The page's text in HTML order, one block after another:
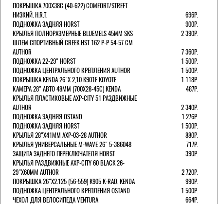
ПОКРЫШКА 700X38С (40-622) COMFORT/STREET
НИЗКИЙ. H.R.T.
696Р.
ПОДНОЖКА ЗАДНЯЯ HORST
900Р.
КРЫЛЬЯ ПОЛНОРАЗМЕРНЫЕ BLUEMELS 45MM SKS
2 390Р.
ШЛЕМ СПОРТИВНЫЙ CREEK HST 162 Р-Р 54-57 СМ
AUTHOR
7 360Р.
ПОДНОЖКА 22-29" HORST
1 500Р.
ПОДНОЖКА ЦЕНТРАЛЬНОГО КРЕПЛЕНИЯ AUTHOR
1 500Р.
ПОКРЫШКА KENDA 26"Х 2,10 K901F KOYOTE
1 118Р.
КАМЕРА 28" АВТО 48ММ (700Х28-45С) KENDA
487Р.
КРЫЛЬЯ ПЛАСТИКОВЫЕ AXP-CITY 51 РАЗДВИЖНЫЕ
AUTHOR
2 340Р.
ПОДНОЖКА ЗАДНЯЯ OSTAND
1 276Р.
ПОДНОЖКА ЗАДНЯЯ HORST
1 500Р.
КРЫЛЬЯ 28"Х41ММ AXP-03-28 AUTHOR
880Р.
КРЫЛЬЯ УНИВЕРСАЛЬНЫЕ M-WAVE 26" 5-386048
717Р.
ЗАЩИТА ЗАДНЕГО ПЕРЕКЛЮЧАТЕЛЯ HORST
390Р.
КРЫЛЬЯ РАЗДВИЖНЫЕ AXP-CITY 60 BLACK 26-
29"Х60ММ AUTHOR
2 720Р.
ПОКРЫШКА 26"Х2.125 (56-559) K905 K-RAD. KENDA
990Р.
ПОДНОЖКА ЦЕНТРАЛЬНОГО КРЕПЛЕНИЯ OSTAND
1 500Р.
ЧЕХОЛ ДЛЯ ВЕЛОСИПЕДА VENTURA
664Р.